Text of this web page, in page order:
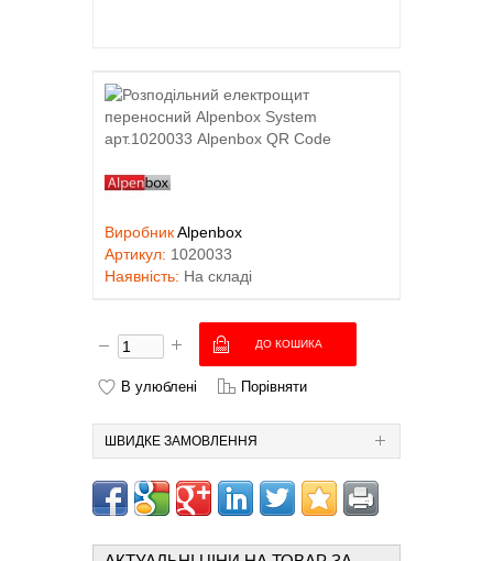
ВиробникAlpenbox
Артикул: 1020033
Наявність: На складі
В улюблені Порівняти
ШВИДКЕ ЗАМОВЛЕННЯ